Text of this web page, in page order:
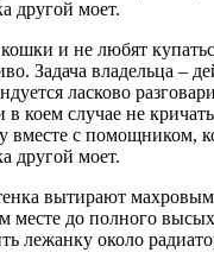
другой моет.
и не любят
Задача владельца –
ласково
в коем случае не
вместе с помощником,
другой моет.
вытирают
месте до полного
лежанку около